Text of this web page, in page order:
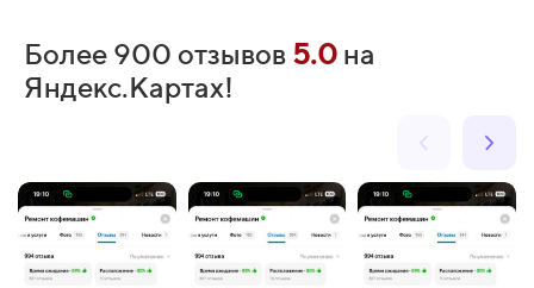
Более 900 отзывов 5.0 на
Яндекс.Картах!